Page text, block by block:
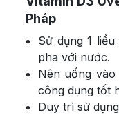
Pháp
Sử dụng 1
pha với nước.
Nên uống
công dụng tốt
Duy trì sử